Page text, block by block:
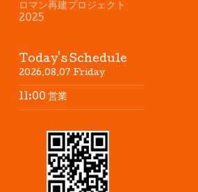
ロマン再建プロジェクト
2025
Today's Schedule
2026.08.07 Friday
11:00 営業